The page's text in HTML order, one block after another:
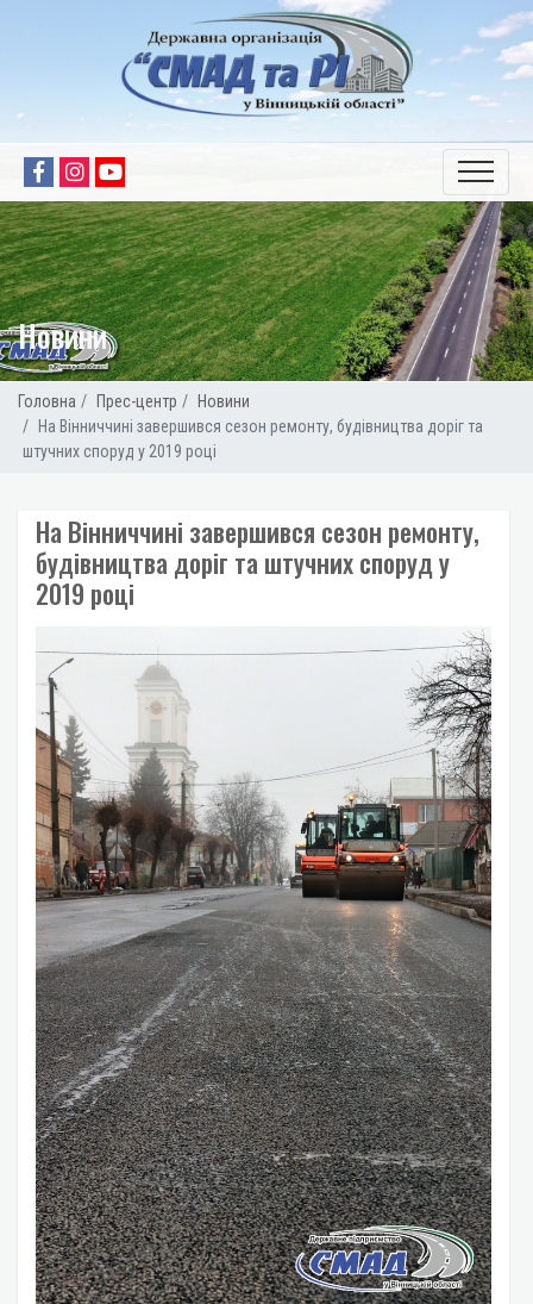
Головна Прес-центр
Новини
На Вінниччині завершився сезон ремонту, будівництва доріг та
штучних споруд у 2019 році
Новини
На Вінниччині завершився сезон ремонту,
будівництва доріг та штучних споруд у
2019 році